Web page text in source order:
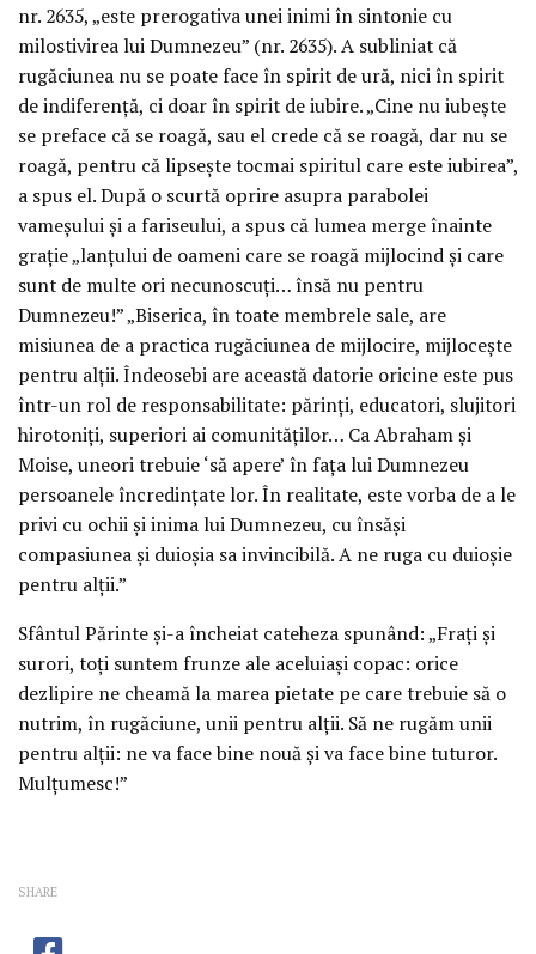
nr. 2635, „este prerogativa unei inimi în sintonie cu
milostivirea lui Dumnezeu” (nr. 2635). A subliniat că
rugăciunea nu se poate face în spirit de ură, nici în spirit
de indiferență, ci doar în spirit de iubire. „Cine nu iubește
se preface că se roagă, sau el crede că se roagă, dar nu se
roagă, pentru că lipsește tocmai spiritul care este iubirea”,
a spus el. După o scurtă oprire asupra parabolei
vameșului și a fariseului, a spus că lumea merge înainte
grație „lanțului de oameni care se roagă mijlocind și care
sunt de multe ori necunoscuți… însă nu pentru
Dumnezeu!” „Biserica, în toate membrele sale, are
misiunea de a practica rugăciunea de mijlocire, mijlocește
pentru alții. Îndeosebi are această datorie oricine este pus
într-un rol de responsabilitate: părinți, educatori, slujitori
hirotoniți, superiori ai comunităților… Ca Abraham și
Moise, uneori trebuie ‘să apere’ în fața lui Dumnezeu
persoanele încredințate lor. În realitate, este vorba de a le
privi cu ochii și inima lui Dumnezeu, cu însăși
compasiunea și duioșia sa invincibilă. A ne ruga cu duioșie
pentru alții.”
Sfântul Părinte și-a încheiat cateheza spunând: „Frați și
surori, toți suntem frunze ale aceluiași copac: orice
dezlipire ne cheamă la marea pietate pe care trebuie să o
nutrim, în rugăciune, unii pentru alții. Să ne rugăm unii
pentru alții: ne va face bine nouă și va face bine tuturor.
Mulțumesc!”
SHARE